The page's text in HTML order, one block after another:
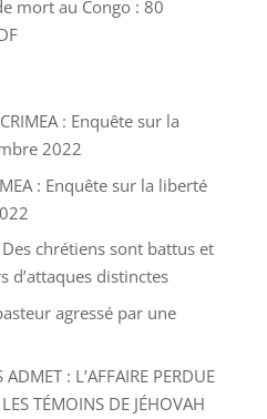
mort au Congo : 80
CRIMEA : Enquête sur la
2022
: Enquête sur la liberté
chrétiens sont battus et
d’attaques distinctes
agressé par une
ADMET : L’AFFAIRE PERDUE
TÉMOINS DE JÉHOVAH